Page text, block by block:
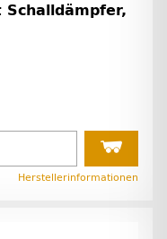
Herstellerinformationen